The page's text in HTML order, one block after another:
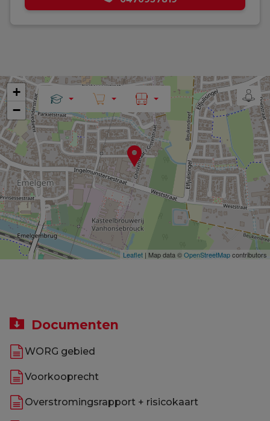
+
−
Leaflet | Map data ©OpenStreetMapcontributors
Documenten
WORG gebied
Voorkooprecht
Overstromingsrapport + risicokaart